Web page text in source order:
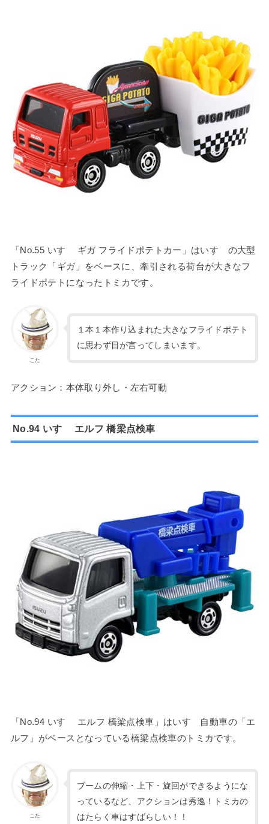
「No.55 いすゞ ギガ フライドポテトカー」はいすゞの大型
トラック「ギガ」をベースに、牽引される荷台が大きなフ
ライドポテトになったトミカです。
こた
１本１本作り込まれた大きなフライドポテト
に思わず目が言ってしまいます。
アクション：本体取り外し・左右可動
No.94 いすゞ エルフ 橋梁点検車
「No.94 いすゞ エルフ 橋梁点検車」はいすゞ自動車の「エ
ルフ」がベースとなっている橋梁点検車のトミカです。
こた
ブームの伸縮・上下・旋回ができるようにな
っているなど、アクションは秀逸！トミカの
はたらく車はすばらしい！！